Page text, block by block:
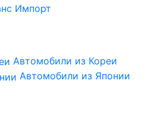
Автомобили из Кореи
Автомобили из Японии